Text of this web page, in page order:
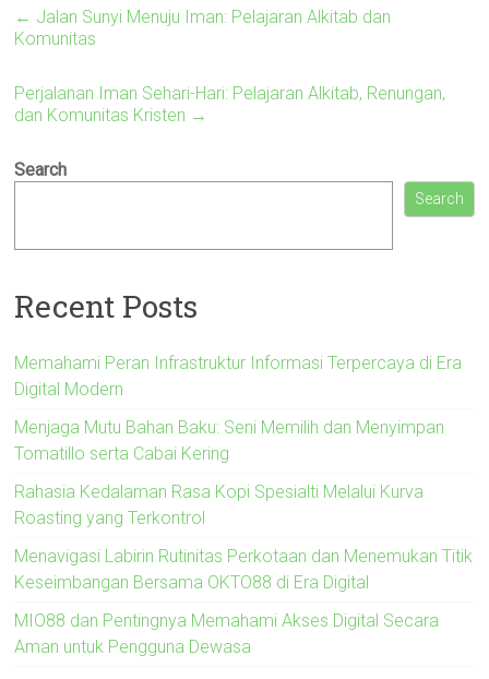
← Jalan Sunyi Menuju Iman: Pelajaran Alkitab dan
Komunitas
Perjalanan Iman Sehari-Hari: Pelajaran Alkitab, Renungan,
dan Komunitas Kristen →
Search
Search
Recent Posts
Memahami Peran Infrastruktur Informasi Terpercaya di Era
Digital Modern
Menjaga Mutu Bahan Baku: Seni Memilih dan Menyimpan
Tomatillo serta Cabai Kering
Rahasia Kedalaman Rasa Kopi Spesialti Melalui Kurva
Roasting yang Terkontrol
Menavigasi Labirin Rutinitas Perkotaan dan Menemukan Titik
Keseimbangan Bersama OKTO88 di Era Digital
MIO88 dan Pentingnya Memahami Akses Digital Secara
Aman untuk Pengguna Dewasa